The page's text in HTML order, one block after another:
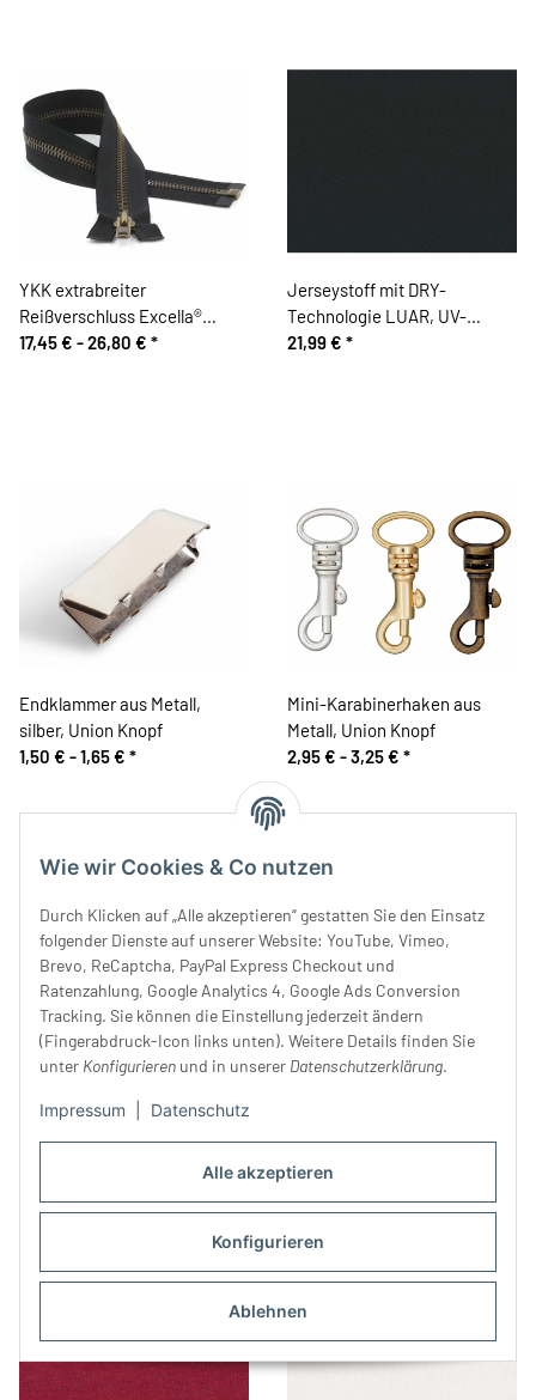
Alle akzeptieren
Konfigurieren
Ablehnen
Wie wir Cookies & Co nutzen
Durch Klicken auf „Alle akzeptieren“ gestatten Sie den Einsatz
folgender Dienste auf unserer Website: YouTube, Vimeo,
Brevo, ReCaptcha, PayPal Express Checkout und
Ratenzahlung, Google Analytics 4, Google Ads Conversion
Tracking. Sie können die Einstellung jederzeit ändern
(Fingerabdruck-Icon links unten). Weitere Details finden Sie
unter Konfigurieren und in unserer Datenschutzerklärung.
Impressum Datenschutz
YKK extrabreiter
Reißverschluss Excella®
METALLZAHN, brüniert,
17,45 € -26,80 € *
Jerseystoff mit DRY-
Technologie LUAR, UV-
Schutz, schwarz
21,99 € *
Endklammer aus Metall,
silber, Union Knopf
1,50 € -1,65 € *
Mini-Karabinerhaken aus
Metall, Union Knopf
2,95 € -3,25 € *
Sportstoff GALAXY, UV-
Schutz, Antirutsch, 2D-
DELUXE, steingrau
39,99 €